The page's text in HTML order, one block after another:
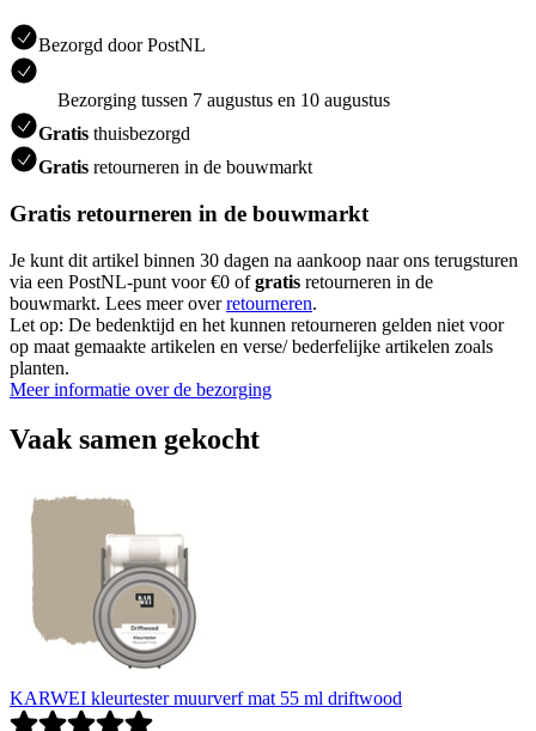
Bezorgd door PostNL
Bezorging tussen 7 augustus en 10 augustus
Gratis thuisbezorgd
Gratis retourneren in de bouwmarkt
Gratis retourneren in de bouwmarkt
Je kunt dit artikel binnen 30 dagen na aankoop naar ons terugsturen
via een PostNL-punt voor €0 ofgratis retourneren in de
bouwmarkt. Lees meer overretourneren.
Let op: De bedenktijd en het kunnen retourneren gelden niet voor
op maat gemaakte artikelen en verse/ bederfelijke artikelen zoals
planten.
Meer informatie over de bezorging
Vaak samen gekocht
KARWEI kleurtester muurverf mat 55 ml driftwood